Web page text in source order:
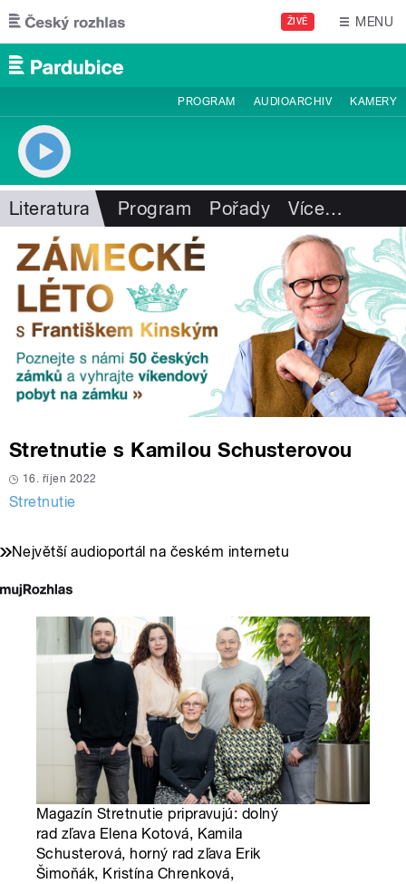
Přejít k hlavnímu obsahu
ŽIVĚ MENU
PROGRAM AUDIOARCHIV KAMERY
Literatura Program Pořady Více…
Stretnutie s Kamilou Schusterovou
16. říjen 2022
Stretnutie
Největší audioportál na českém internetu
Magazín Stretnutie pripravujú: dolný
rad zľava Elena Kotová, Kamila
Schusterová, horný rad zľava Erik
Šimoňák, Kristína Chrenková,